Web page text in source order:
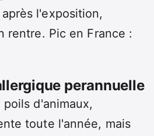
l'exposition,
rentre. Pic en France :
perannuelle
d'animaux,
toute l'année, mais